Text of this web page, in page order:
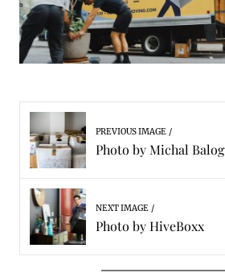
PREVIOUS IMAGE
Photo by Michal Balog
NEXT IMAGE
Photo by HiveBoxx